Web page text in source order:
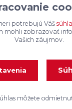
na Eshop-
potrebujú Váš
mohli zobrazovať
Vašich záujmov.
môžete